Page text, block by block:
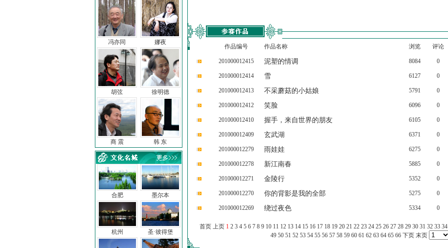
冯亦同 娜夜
胡弦 徐明德
商 震 韩 东
合肥
杭州
墨尔本
圣·彼得堡
作品编号 作品名称 浏览 评论
201000012415 泥塑的情调 8084 0
201000012414 雪 6127 0
201000012413 不采蘑菇的小姑娘 5791 0
201000012412 笑脸 6096 0
201000012410 握手，来自世界的朋友 6105 0
201000012409 玄武湖 6371 0
201000012279 雨娃娃 6275 0
201000012278 新江南春 5885 0
201000012271 金陵行 5352 0
201000012270 你的背影是我的全部 5275 0
201000012269 绕过夜色 5334 0
首页 上页 1 2 3 4 5 6 7 8 9 10 11 12 13 14 15 16 17 18 19 20 21 22 23 24 25 26 27 28 29 30 31 32 33 34
49 50 51 52 53 54 55 56 57 58 59 60 61 62 63 64 65 66 下页 末页